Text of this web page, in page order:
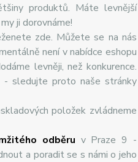
produktů. Máte levnější
ji dorovnáme!
zde. Můžete se na nás
není v nabídce eshopu
levněji, než konkurence.
- sledujte proto naše stránky
položek zvládneme
odběru v Praze 9 -
a poradit se s námi o jeho